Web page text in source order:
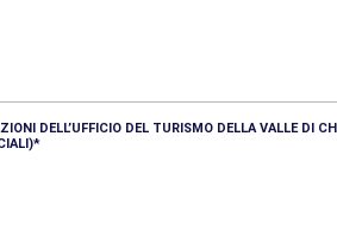
DELL’UFFICIO DEL TURISMO DELLA VALLE DI